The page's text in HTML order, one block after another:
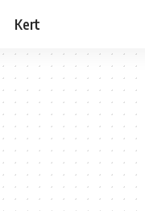
Kert